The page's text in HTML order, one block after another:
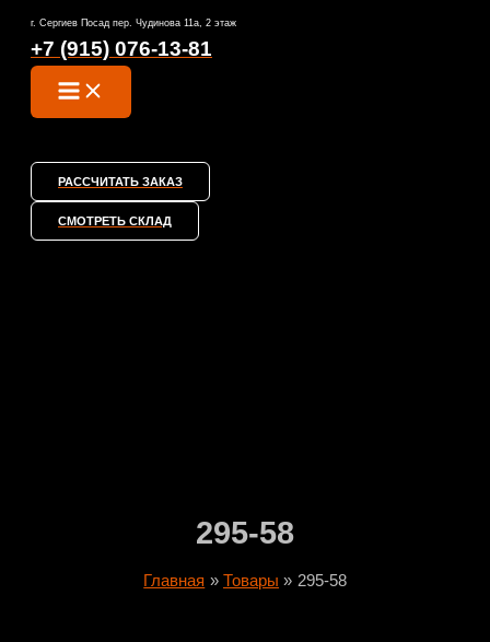
содержимому
г. Сергиев Посад пер. Чудинова 11а, 2 этаж
+7 (915) 076-13-81
MENU
РАССЧИТАТЬ ЗАКАЗ
СМОТРЕТЬ СКЛАД
295-58
Главная Товары 295-58